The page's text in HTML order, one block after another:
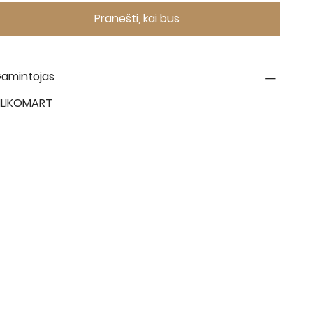
Pranešti, kai bus